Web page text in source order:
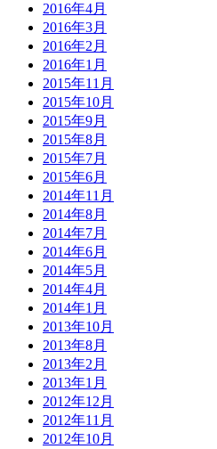
2016年4月
2016年3月
2016年2月
2016年1月
2015年11月
2015年10月
2015年9月
2015年8月
2015年7月
2015年6月
2014年11月
2014年8月
2014年7月
2014年6月
2014年5月
2014年4月
2014年1月
2013年10月
2013年8月
2013年2月
2013年1月
2012年12月
2012年11月
2012年10月